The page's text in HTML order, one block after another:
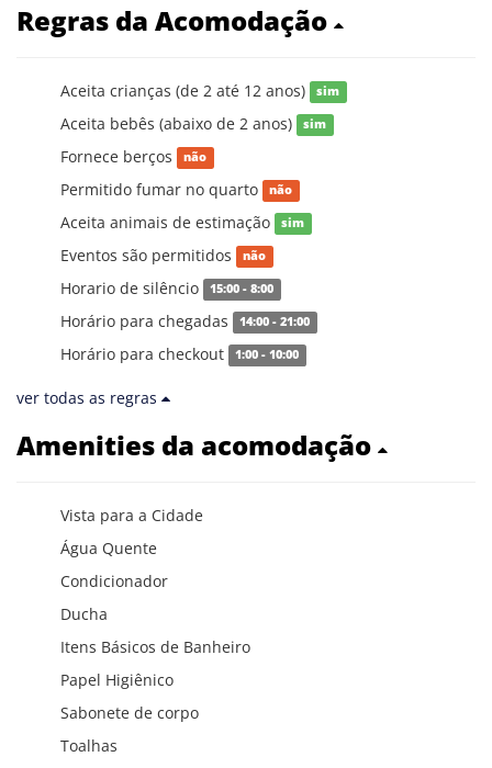
Regras da Acomodação
Aceita crianças (de 2 até 12 anos) sim
Aceita bebês (abaixo de 2 anos) sim
Fornece berços não
Permitido fumar no quarto não
Aceita animais de estimação sim
Eventos são permitidos não
Horario de silêncio 15:00 - 8:00
Horário para chegadas 14:00 - 21:00
Horário para checkout 1:00 - 10:00
ver todas as regras
Amenities da acomodação
Vista para a Cidade
Água Quente
Condicionador
Ducha
Itens Básicos de Banheiro
Papel Higiênico
Sabonete de corpo
Toalhas